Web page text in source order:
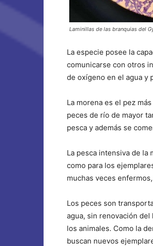
Laminillas de las branquias del
La especie posee la
comunicarse con otros
de oxígeno en el agua y
La morena es el pez
peces de río de mayor
pesca y además se
La pesca intensiva de la
como para los
muchas veces
Los peces son
agua, sin renovación
los animales. Como la
buscan nuevos